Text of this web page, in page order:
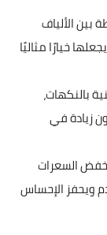
بين الألياف
خيارًا مثاليًا
بالنكهات،
زيادة في
السعرات
ويحفز الإحساس